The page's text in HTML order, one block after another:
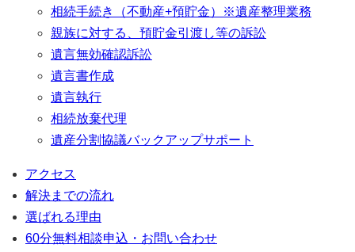
相続手続き（不動産+預貯金）※遺産整理業務
親族に対する、預貯金引渡し等の訴訟
遺言無効確認訴訟
遺言書作成
遺言執行
相続放棄代理
遺産分割協議バックアップサポート
アクセス
解決までの流れ
選ばれる理由
60分無料相談申込・お問い合わせ